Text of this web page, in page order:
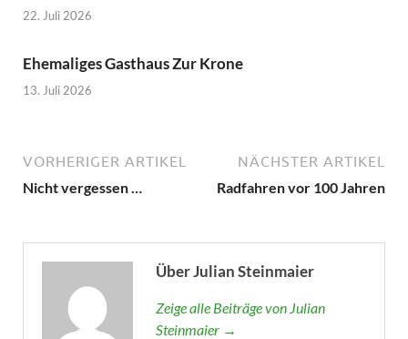
22. Juli 2026
Ehemaliges Gasthaus Zur Krone
13. Juli 2026
VORHERIGER ARTIKEL
Nicht vergessen …
NÄCHSTER ARTIKEL
Radfahren vor 100 Jahren
Über Julian Steinmaier
Zeige alle Beiträge von Julian
Steinmaier →